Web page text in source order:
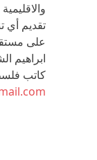
تقديم أي
على
ابراهيم
كاتب